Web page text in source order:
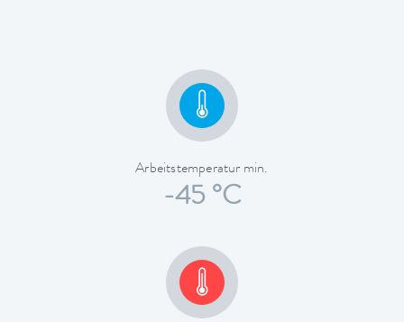
Arbeitstemperatur min.
-45 °C